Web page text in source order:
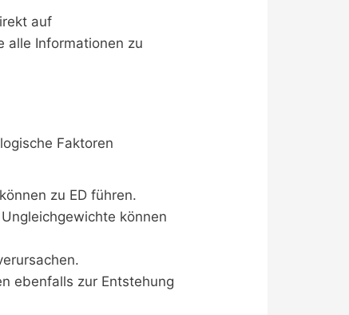
auf
alle Informationen zu
Faktoren
zu ED führen.
können
ebenfalls zur Entstehung